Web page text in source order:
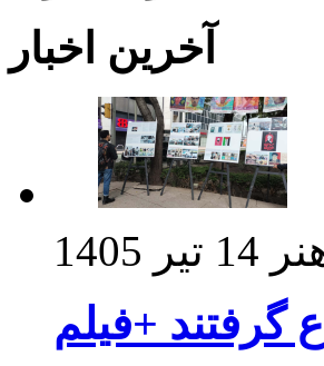
آخرین اخبار
14 تیر 1405
+فیلم